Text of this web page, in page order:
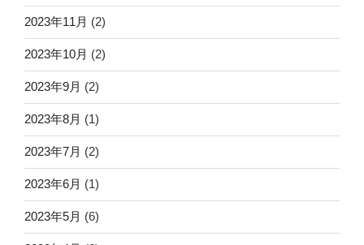
2023年11月 (2)
2023年10月 (2)
2023年9月 (2)
2023年8月 (1)
2023年7月 (2)
2023年6月 (1)
2023年5月 (6)